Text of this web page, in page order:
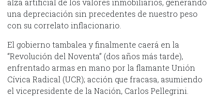
alza artificial de los valores inmobiliarios, generando
una depreciación sin precedentes de nuestro peso
con su correlato inflacionario.
El gobierno tambalea y finalmente caerá en la
“Revolución del Noventa” (dos años más tarde),
enfrentado armas en mano por la flamante Unión
Cívica Radical (UCR); acción que fracasa, asumiendo
el vicepresidente de la Nación, Carlos Pellegrini.